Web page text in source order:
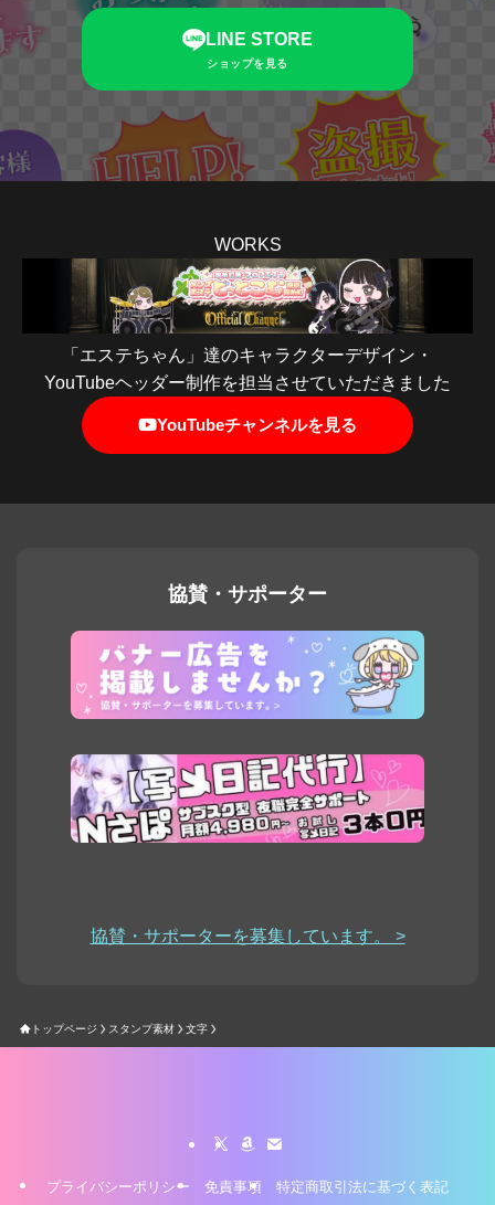
LINE STORE
ショップを見る
WORKS
「エステちゃん」達のキャラクターデザイン・
YouTubeヘッダー制作を担当させていただきました
YouTubeチャンネルを見る
協賛・サポーター
協賛・サポーターを募集しています。 >
トップページ スタンプ素材 文字
プライバシーポリシー 免責事項 特定商取引法に基づく表記